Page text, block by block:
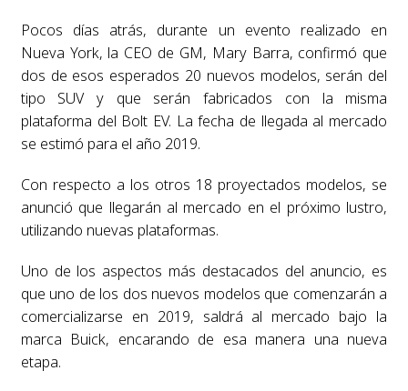
Pocos días atrás, durante un evento realizado en
Nueva York, la CEO de GM, Mary Barra, confirmó que
dos de esos esperados 20 nuevos modelos, serán del
tipo SUV y que serán fabricados con la misma
plataforma del Bolt EV. La fecha de llegada al mercado
se estimó para el año 2019.
Con respecto a los otros 18 proyectados modelos, se
anunció que llegarán al mercado en el próximo lustro,
utilizando nuevas plataformas.
Uno de los aspectos más destacados del anuncio, es
que uno de los dos nuevos modelos que comenzarán a
comercializarse en 2019, saldrá al mercado bajo la
marca Buick, encarando de esa manera una nueva
etapa.